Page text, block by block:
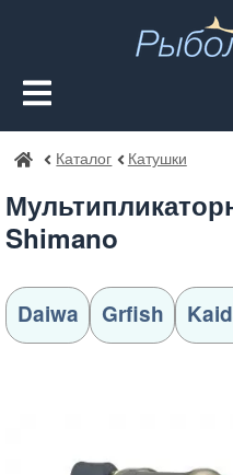
РыболовМаг
Каталог Катушки
Shimano
Daiwa Grfish